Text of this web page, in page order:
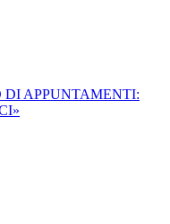
DI APPUNTAMENTI: